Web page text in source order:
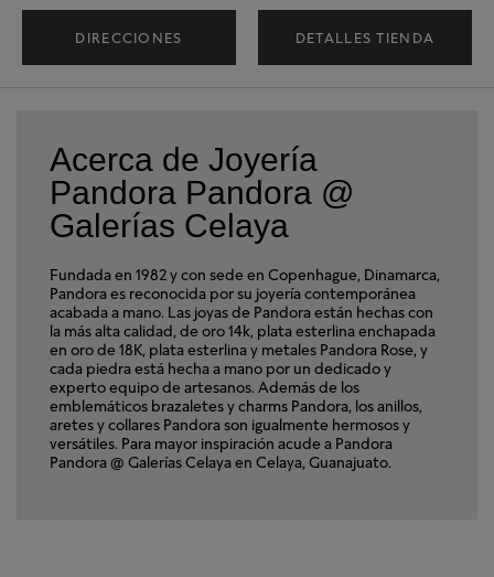
DIRECCIONES DETALLES TIENDA
Acerca de Joyería
Pandora Pandora @
Galerías Celaya
Fundada en 1982 y con sede en Copenhague, Dinamarca,
Pandora es reconocida por su joyería contemporánea
acabada a mano. Las joyas de Pandora están hechas con
la más alta calidad, de oro 14k, plata esterlina enchapada
en oro de 18K, plata esterlina y metales Pandora Rose, y
cada piedra está hecha a mano por un dedicado y
experto equipo de artesanos. Además de los
emblemáticos brazaletes y charms Pandora, los anillos,
aretes y collares Pandora son igualmente hermosos y
versátiles. Para mayor inspiración acude a Pandora
Pandora @ Galerías Celaya en Celaya, Guanajuato.